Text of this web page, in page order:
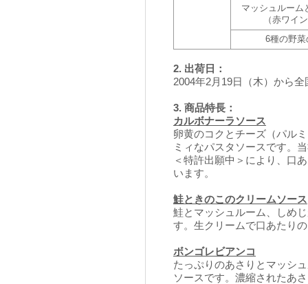
マッシュルーム
（赤ワイ
6種の野
2. 出荷日：
2004年2月19日（木）から全
3. 商品特長：
カルボナーラソース
卵黄のコクとチーズ（パル
ミィなパスタソースです。
＜特許出願中＞により、口
います。
鮭ときのこのクリームソース
鮭とマッシュルーム、しめ
す。生クリームで口あたり
ボンゴレビアンコ
たっぷりのあさりとマッシ
ソースです。濃縮されたあ